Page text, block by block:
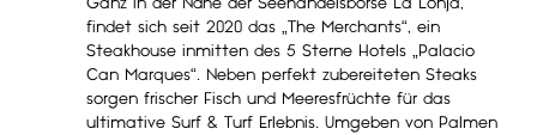
findet sich seit 2020 das „The Merchants“, ein
Steakhouse inmitten des 5 Sterne Hotels „Palacio
Can Marques“. Neben perfekt zubereiteten Steaks
sorgen frischer Fisch und Meeresfrüchte für das
ultimative Surf & Turf Erlebnis. Umgeben von Palmen